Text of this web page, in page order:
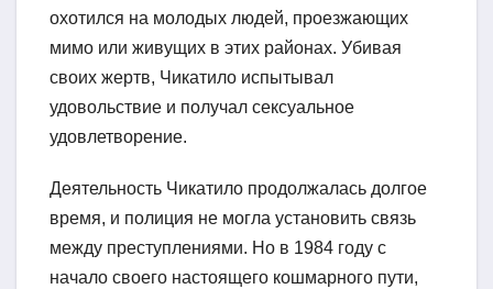
охотился на молодых людей, проезжающих
мимо или живущих в этих районах. Убивая
своих жертв, Чикатило испытывал
удовольствие и получал сексуальное
удовлетворение.
Деятельность Чикатило продолжалась долгое
время, и полиция не могла установить связь
между преступлениями. Но в 1984 году с
начало своего настоящего кошмарного пути,